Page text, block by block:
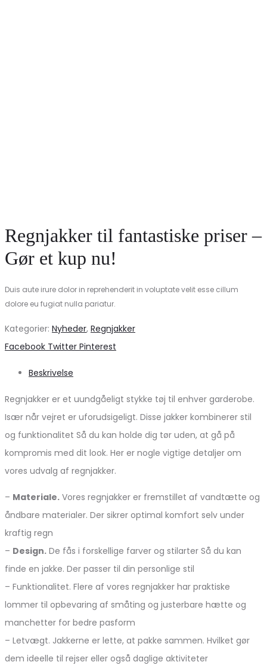
Regnjakker til fantastiske priser –
Gør et kup nu!
Duis aute irure dolor in reprehenderit in voluptate velit esse cillum
dolore eu fugiat nulla pariatur.
Kategorier: Nyheder, Regnjakker
Share
Facebook Twitter Pinterest
Beskrivelse
Regnjakker er et uundgåeligt stykke tøj til enhver garderobe.
Især når vejret er uforudsigeligt. Disse jakker kombinerer stil
og funktionalitet Så du kan holde dig tør uden, at gå på
kompromis med dit look. Her er nogle vigtige detaljer om
vores udvalg af regnjakker.
– Materiale. Vores regnjakker er fremstillet af vandtætte og
åndbare materialer. Der sikrer optimal komfort selv under
kraftig regn
– Design. De fås i forskellige farver og stilarter Så du kan
finde en jakke. Der passer til din personlige stil
– Funktionalitet. Flere af vores regnjakker har praktiske
lommer til opbevaring af småting og justerbare hætte og
manchetter for bedre pasform
– Letvægt. Jakkerne er lette, at pakke sammen. Hvilket gør
dem ideelle til rejser eller også daglige aktiviteter